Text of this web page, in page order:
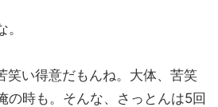
笑い得意だもんね。大体、苦笑
の時も。そんな、さっとんは5回